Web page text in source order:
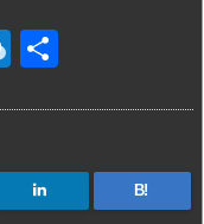
R
n
dr
o
B!